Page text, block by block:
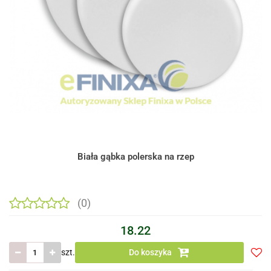
Biała gąbka polerska na rzep
(0)
18.22
szt. Do koszyka